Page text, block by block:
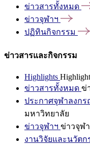
ข่าวสารทั้งหมด
ข่าวจุฬาฯ
ปฏิทินกิจกรรม
ข่าวสารและกิจกรรม
Highlights
ข่าวสารทั้งหมด ข่
ประกาศจุฬาลงก
มหาวิทยาลัย
ข่าวจุฬาฯ ข่าวจุฬ
งานวิจัยและนวัตก